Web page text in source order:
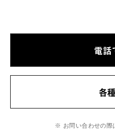
電話
各
※ お問い合わせの際